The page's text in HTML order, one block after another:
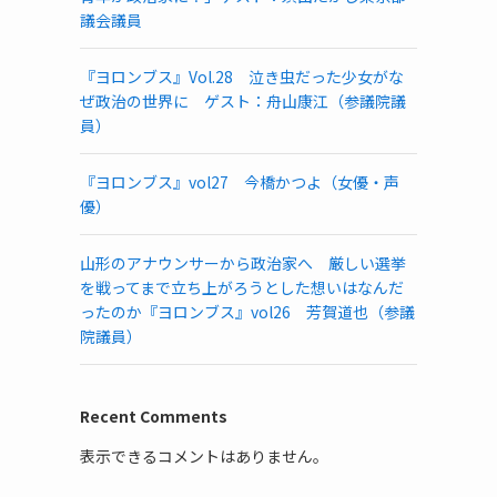
議会議員
『ヨロンブス』Vol.28 泣き虫だった少女がな
ぜ政治の世界に ゲスト：舟山康江（参議院議
員）
『ヨロンブス』vol27 今橋かつよ（女優・声
優）
山形のアナウンサーから政治家へ 厳しい選挙
を戦ってまで立ち上がろうとした想いはなんだ
ったのか『ヨロンブス』vol26 芳賀道也（参議
院議員）
Recent Comments
表示できるコメントはありません。